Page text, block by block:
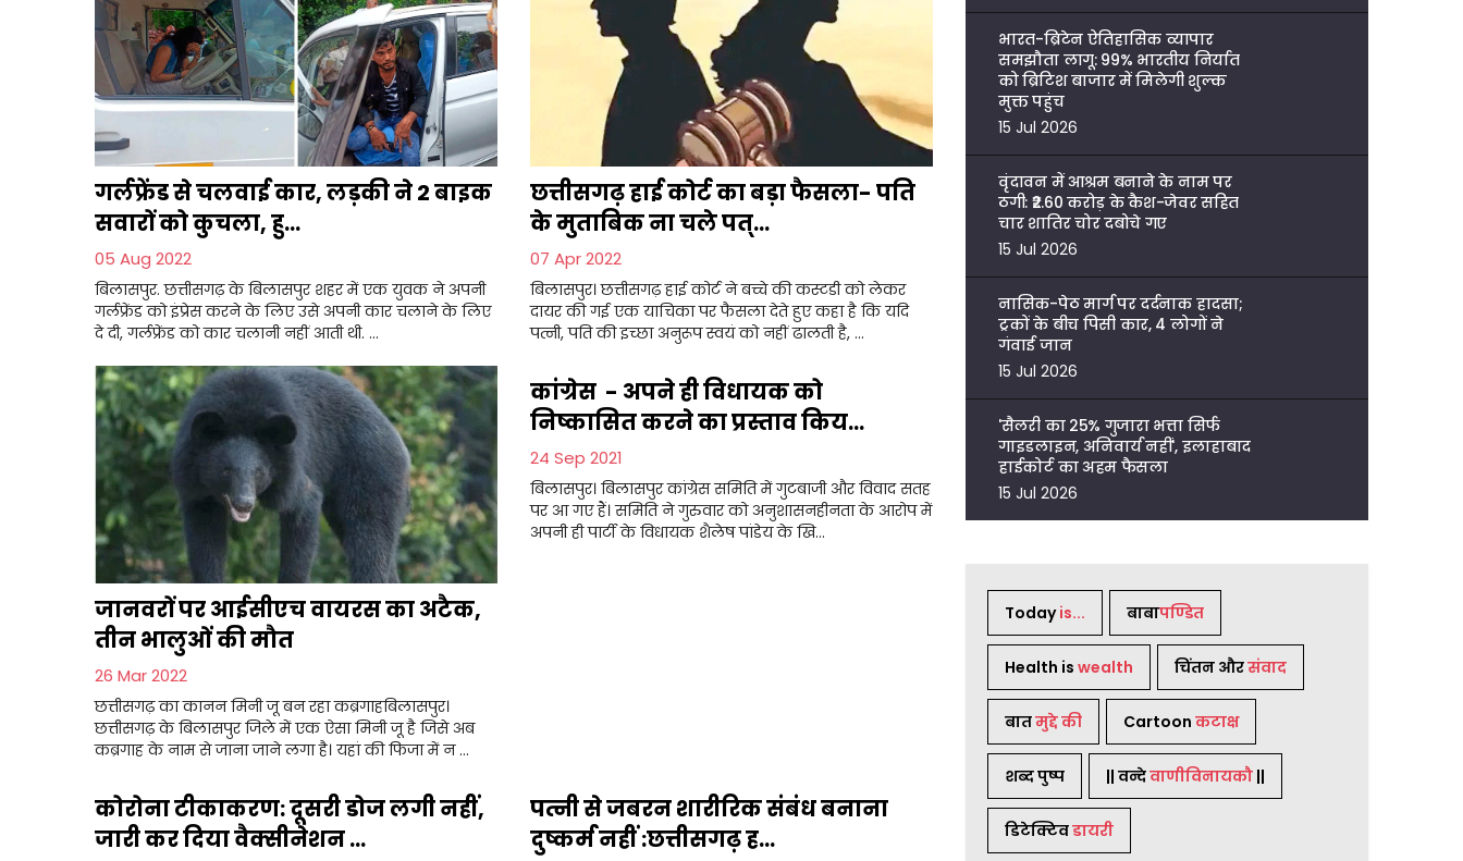
गर्लफ्रेंड से चलवाई कार, लड़की ने 2 बाइक
सवारों को कुचला, हु...
05 Aug 2022
बिलासपुर. छत्तीसगढ़ के बिलासपुर शहर में एक युवक ने अपनी
गर्लफ्रेंड को इंप्रेस करने के लिए उसे अपनी कार चलाने के लिए
दे दी, गर्लफ्रेंड को कार चलानी नहीं आती थी. ...
छत्तीसगढ़ हाई कोर्ट का बड़ा फैसला- पति
के मुताबिक ना चले पत्...
07 Apr 2022
बिलासपुर। छत्तीसगढ़ हाई कोर्ट ने बच्चे की कस्टडी को लेकर
दायर की गई एक याचिका पर फैसला देते हुए कहा है कि यदि
पत्नी, पति की इच्छा अनुरूप स्वयं को नहीं ढालती है, ...
जानवरों पर आईसीएच वायरस का अटैक,
तीन भालुओं की मौत
26 Mar 2022
छत्तीसगढ़ का कानन मिनी जू बन रहा कब्रगाहबिलासपुर।
छत्तीसगढ़ के बिलासपुर जिले में एक ऐसा मिनी जू है जिसे अब
कब्रगाह के नाम से जाना जाने लगा है। यहां की फिजा में न ...
कांग्रेस - अपने ही विधायक को
निष्कासित करने का प्रस्ताव किय...
24 Sep 2021
बिलासपुर। बिलासपुर कांग्रेस समिति में गुटबाजी और विवाद सतह
पर आ गए हैं। समिति ने गुरुवार को अनुशासनहीनता के आरोप में
अपनी ही पार्टी के विधायक शैलेष पांडेय के खि...
कोरोना टीकाकरण: दूसरी डोज लगी नहीं,
जारी कर दिया वैक्सीनेशन ...
पत्नी से जबरन शारीरिक संबंध बनाना
दुष्कर्म नहीं :छत्तीसगढ़ ह...
भारत-ब्रिटेन ऐतिहासिक व्यापार
समझौता लागू: 99% भारतीय निर्यात
को ब्रिटिश बाजार में मिलेगी शुल्क
मुक्त पहुंच
15 Jul 2026
वृंदावन में आश्रम बनाने के नाम पर
ठगी: ₹2.60 करोड़ के कैश-जेवर सहित
चार शातिर चोर दबोचे गए
15 Jul 2026
नासिक-पेठ मार्ग पर दर्दनाक हादसा;
ट्रकों के बीच पिसी कार, 4 लोगों ने
गंवाई जान
15 Jul 2026
'सैलरी का 25% गुजारा भत्ता सिर्फ
गाइडलाइन, अनिवार्य नहीं', इलाहाबाद
हाईकोर्ट का अहम फैसला
15 Jul 2026
Todayis... बाबापण्डित
Health is wealth चिंतन औरसंवाद
बातमुद्दे की Cartoon कटाक्ष
शब्द पुष्प || वन्देवाणीविनायकौ ||
डिटेक्टिवडायरी